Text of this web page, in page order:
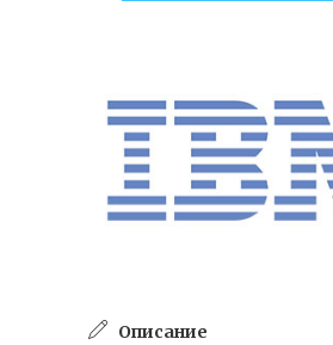
Описание